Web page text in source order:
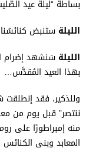
بساطة “ليلة عيد
الليلة ستنبض
الليلة سَنشهد إضرام
بهذا العيد المُقدَّس…
وللذكير، فقد إنطلقت
ننتصر” قبل يوم من
منه إمبراطورًا على
المعابد وبنى الكنائس